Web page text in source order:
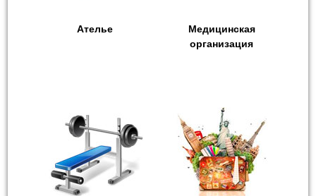
Ателье
Медицинская
организация